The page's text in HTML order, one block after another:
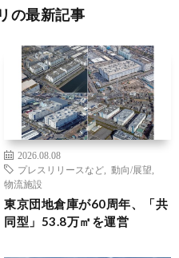
の最新記事
2026.08.08
プレスリリースなど
動向/展望
物流施設
東京団地倉庫が60周年、「共
同型」53.8万㎡を運営